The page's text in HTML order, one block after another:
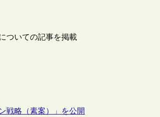
ついての記事を掲載
戦略（素案）」を公開